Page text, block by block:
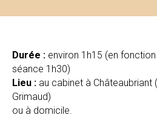
Durée : environ 1h15 (en
séance 1h30)
Lieu : au cabinet à Châteaubriant
Grimaud)
ou à domicile.